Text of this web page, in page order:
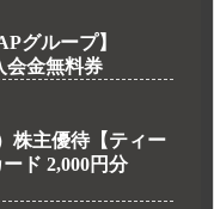
グループ】
金無料券
株主優待【ティー
ド 2,000円分